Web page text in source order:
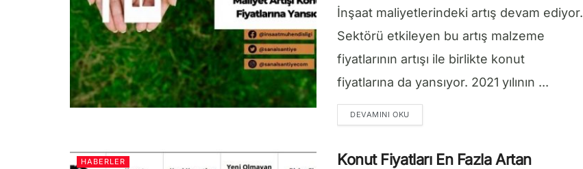
İnşaat maliyetlerindeki artış devam ediyor.
Sektörü etkileyen bu artış malzeme
fiyatlarının artışı ile birlikte konut
fiyatlarına da yansıyor. 2021 yılının ...
DEVAMINI OKUDETAILS
HABERLER
Konut Fiyatları En Fazla Artan